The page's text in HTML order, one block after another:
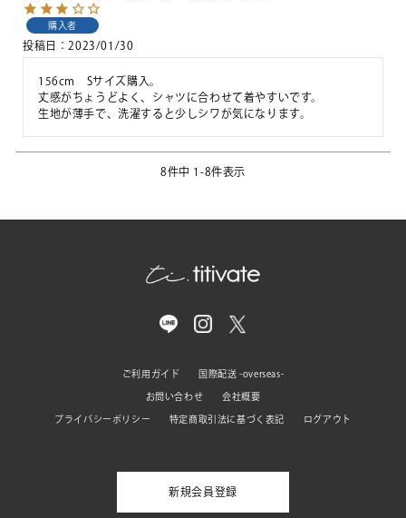
購入者
投稿日 2023/01/30
156cm　Sサイズ購入。
丈感がちょうどよく、シャツに合わせて着やすいです。
生地が薄手で、洗濯すると少しシワが気になります。
8件中 1 -8件表示
ご利用ガイド 国際配送 -overseas-
お問い合わせ 会社概要
プライバシーポリシー 特定商取引法に基づく表記 ログアウト
新規会員登録